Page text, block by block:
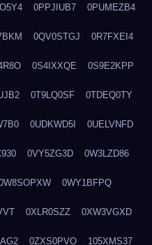
0PPJIUB7 0PUMEZB4
0QV0STGJ 0R7FXEI4
0S4IXXQE 0S9E2KPP
0T9LQ0SF 0TDEQ0TY
0UDKWD5I 0UELVNFD
0VY5ZG3D 0W3LZD86
0WY1BFPQ
0XLR0SZZ 0XW3VGXD
0ZXS0PVO 105XMS37